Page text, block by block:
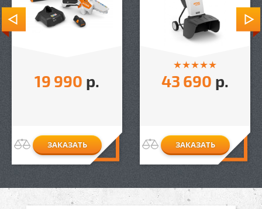
19 990 р.
ЗАКАЗАТЬ
43 690 р.
ЗАКАЗАТЬ